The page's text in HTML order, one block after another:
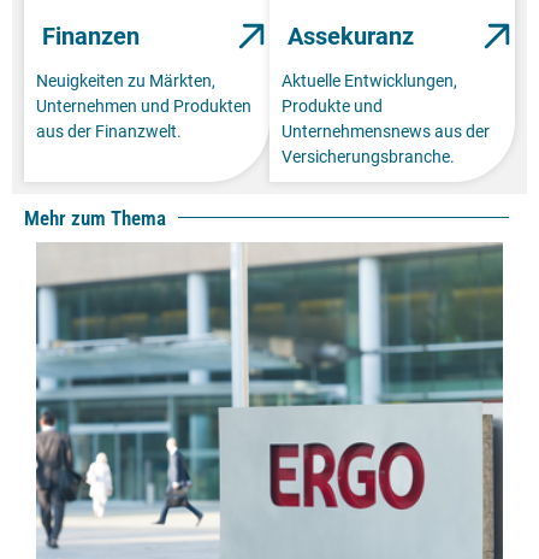
Finanzen
Neuigkeiten zu Märkten,
Unternehmen und Produkten
aus der Finanzwelt.
Assekuranz
Aktuelle Entwicklungen,
Produkte und
Unternehmensnews aus der
Versicherungsbranche.
Mehr zum Thema